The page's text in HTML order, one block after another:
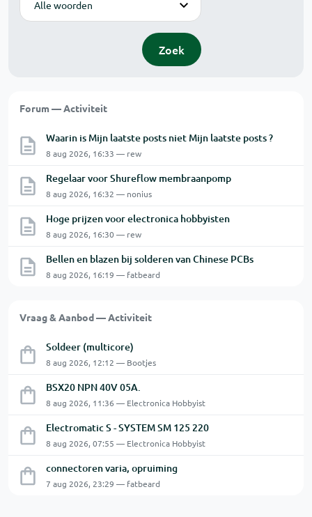
Zoek
Forum — Activiteit
Waarin is Mijn laatste posts niet Mijn laatste posts ?
8 aug 2026, 16:33 — rew
Regelaar voor Shureflow membraanpomp
8 aug 2026, 16:32 — nonius
Hoge prijzen voor electronica hobbyisten
8 aug 2026, 16:30 — rew
Bellen en blazen bij solderen van Chinese PCBs
8 aug 2026, 16:19 — fatbeard
Vraag & Aanbod — Activiteit
Soldeer (multicore)
8 aug 2026, 12:12 — Bootjes
BSX20 NPN 40V 05A.
8 aug 2026, 11:36 — Electronica Hobbyist
Electromatic S - SYSTEM SM 125 220
8 aug 2026, 07:55 — Electronica Hobbyist
connectoren varia, opruiming
7 aug 2026, 23:29 — fatbeard